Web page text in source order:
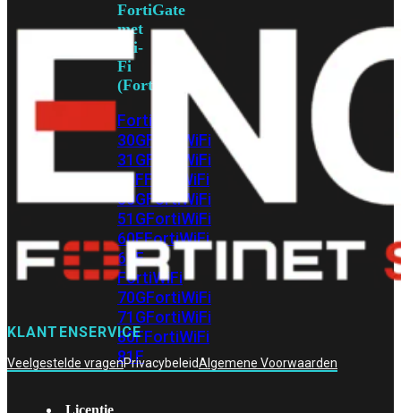
FortiGate
met
Wi-
Fi
(FortiWiFi)
FortiWiFi
30GFortiWiFi
31GFortiWiFi
40FFortiWiFi
50GFortiWiFi
51GFortiWiFi
60FFortiWiFi
61F
FortiWiFi
70GFortiWiFi
71GFortiWiFi
80FFortiWiFi
81F
Licentie
KLANTENSERVICE
Veelgestelde vragenPrivacybeleidAlgemene Voorwaarden